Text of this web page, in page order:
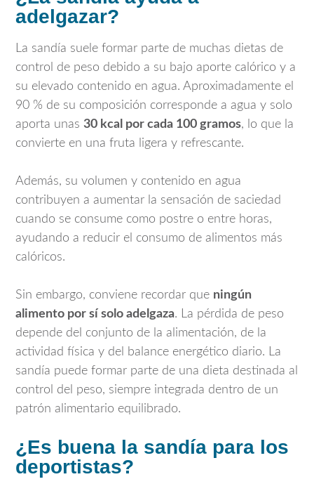
adelgazar?
La sandía suele formar parte de muchas dietas de
control de peso debido a su bajo aporte calórico y a
su elevado contenido en agua. Aproximadamente el
90 % de su composición corresponde a agua y solo
aporta unas 30 kcal por cada 100 gramos, lo que la
convierte en una fruta ligera y refrescante.
Además, su volumen y contenido en agua
contribuyen a aumentar la sensación de saciedad
cuando se consume como postre o entre horas,
ayudando a reducir el consumo de alimentos más
calóricos.
Sin embargo, conviene recordar que ningún
alimento por sí solo adelgaza. La pérdida de peso
depende del conjunto de la alimentación, de la
actividad física y del balance energético diario. La
sandía puede formar parte de una dieta destinada al
control del peso, siempre integrada dentro de un
patrón alimentario equilibrado.
¿Es buena la sandía para los
deportistas?